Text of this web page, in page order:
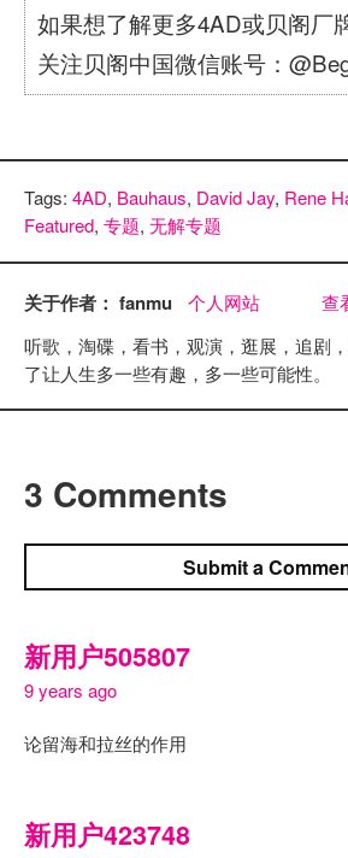
如果想了解更多4AD或贝阁厂
关注贝阁中国微信账号：
Tags: 4AD, Bauhaus, David Jay, Rene
Featured, 专题, 无解专题
关于作者： fanmu 个人网站 查
听歌，淘碟，看书，观演，逛展，追剧
了让人生多一些有趣，多一些可能性。
3 Comments
Submit a
新用户505807
9 years ago
论留海和拉丝的作用
新用户423748